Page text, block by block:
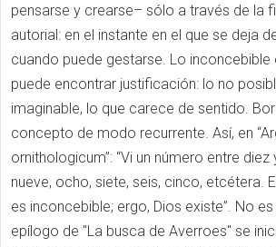
pensarse y crearse– sólo a través de la
autorial: en el instante en el que se deja
cuando puede gestarse. Lo inconcebible
puede encontrar justificación: lo no
imaginable, lo que carece de sentido.
concepto de modo recurrente. Así, en
ornithologicum”: “Vi un número entre diez
nueve, ocho, siete, seis, cinco, etcétera.
es inconcebible; ergo, Dios existe”. No
epílogo de "La busca de Averroes" se